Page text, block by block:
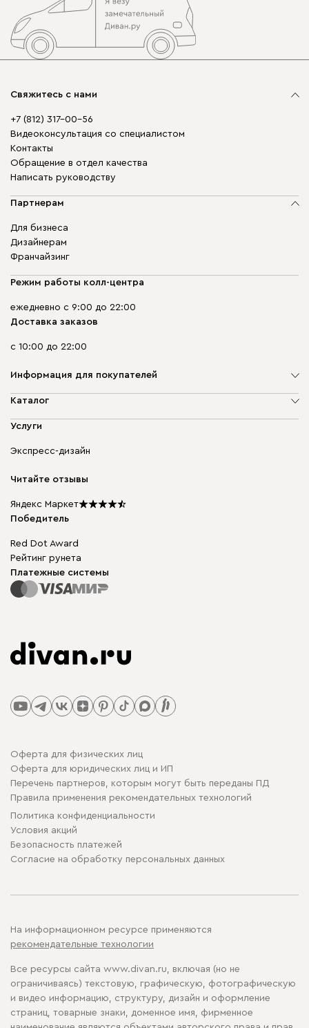
Свяжитесь с нами
+7 (812) 317-00-56
Видеоконсультация со специалистом
Контакты
Обращение в отдел качества
Написать руководству
Партнерам
Для бизнеса
Дизайнерам
Франчайзинг
Режим работы колл-центра
ежедневно с 9:00 до 22:00
Доставка заказов
с 10:00 до 22:00
Информация для покупателей
О компании
Доставка и оплата
диван.клуб
Подарочные сертификаты
Мы в прессе
Каталог
Мягкая мебель
Бескаркасная мебель
Столы и стулья
Услуги
Экспресс-дизайн
Читайте отзывы
Яндекс Маркет
Победитель
Red Dot Award
Рейтинг рунета
Платежные системы
Оферта для физических лиц
Оферта для юридических лиц и ИП
Перечень партнеров, которым могут быть переданы ПД
Правила применения рекомендательных технологий
Политика конфиденциальности
Условия акций
Безопасность платежей
Cогласие на обработку персональных данных
На информационном ресурсе применяются
рекомендательные технологии
Все ресурсы сайта www.divan.ru, включая (но не
ограничиваясь) текстовую, графическую, фотографическую
и видео информацию, структуру, дизайн и оформление
страниц, товарные знаки, доменное имя, фирменное